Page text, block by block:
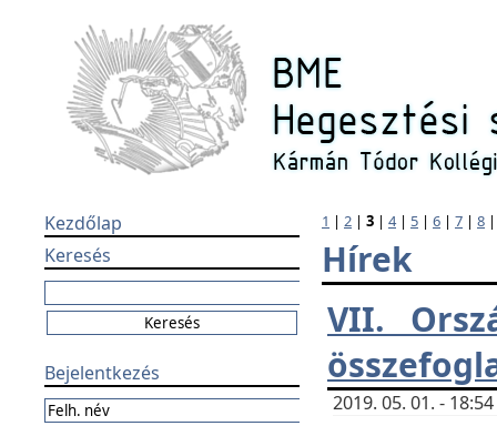
Kezdőlap
Keresés
Bejelentkezés
1 | 2 | 3 | 4| 5 | 6 | 7 | 8
Hírek
VII.
2019. 05. 01. -